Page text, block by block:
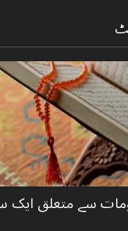
‏سے ‏متعلق ‏ایک